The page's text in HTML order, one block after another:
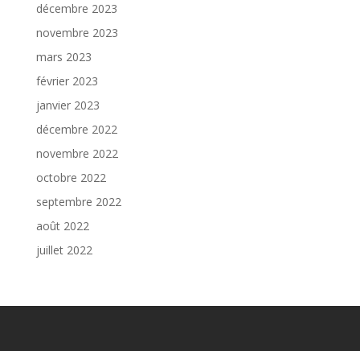
décembre 2023
novembre 2023
mars 2023
février 2023
janvier 2023
décembre 2022
novembre 2022
octobre 2022
septembre 2022
août 2022
juillet 2022